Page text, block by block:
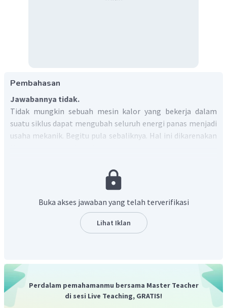
Pembahasan
Jawabannya tidak.
Tidak mungkin sebuah mesin kalor yang bekerja dalam
suatu siklus dapat mengubah seluruh energi panas menjadi
usaha mekanik. Begitu pula sebaliknya. Hal ini dikarenakan
abaikan, masih banyak faktor lain yang tidak dapat 100%
mencapai 100%, karena tidak ada yang ideal.
Buka akses jawaban yang telah terverifikasi
Lihat Iklan
Perdalam pemahamanmu bersama Master Teacher
di sesi Live Teaching, GRATIS!